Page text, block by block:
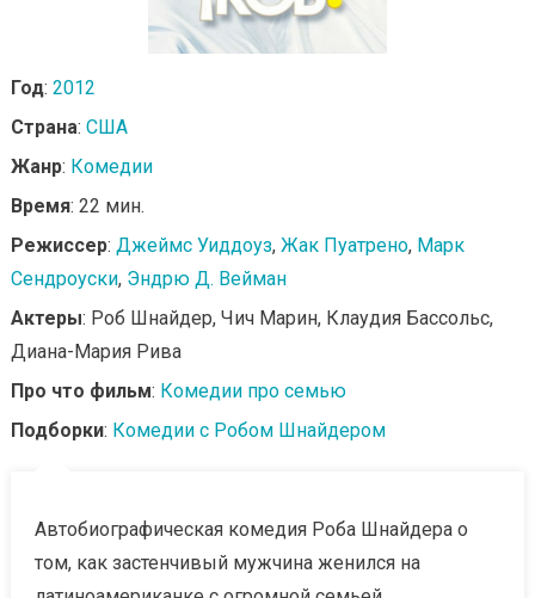
Год: 2012
Страна: США
Жанр: Комедии
Время: 22 мин.
Режиссер: Джеймс Уиддоуз, Жак Пуатрено, Марк
Сендроуски, Эндрю Д. Вейман
Актеры: Роб Шнайдер, Чич Марин, Клаудия Бассольс,
Диана-Мария Рива
Про что фильм: Комедии про семью
Подборки: Комедии с Робом Шнайдером
Автобиографическая комедия Роба Шнайдера о
том, как застенчивый мужчина женился на